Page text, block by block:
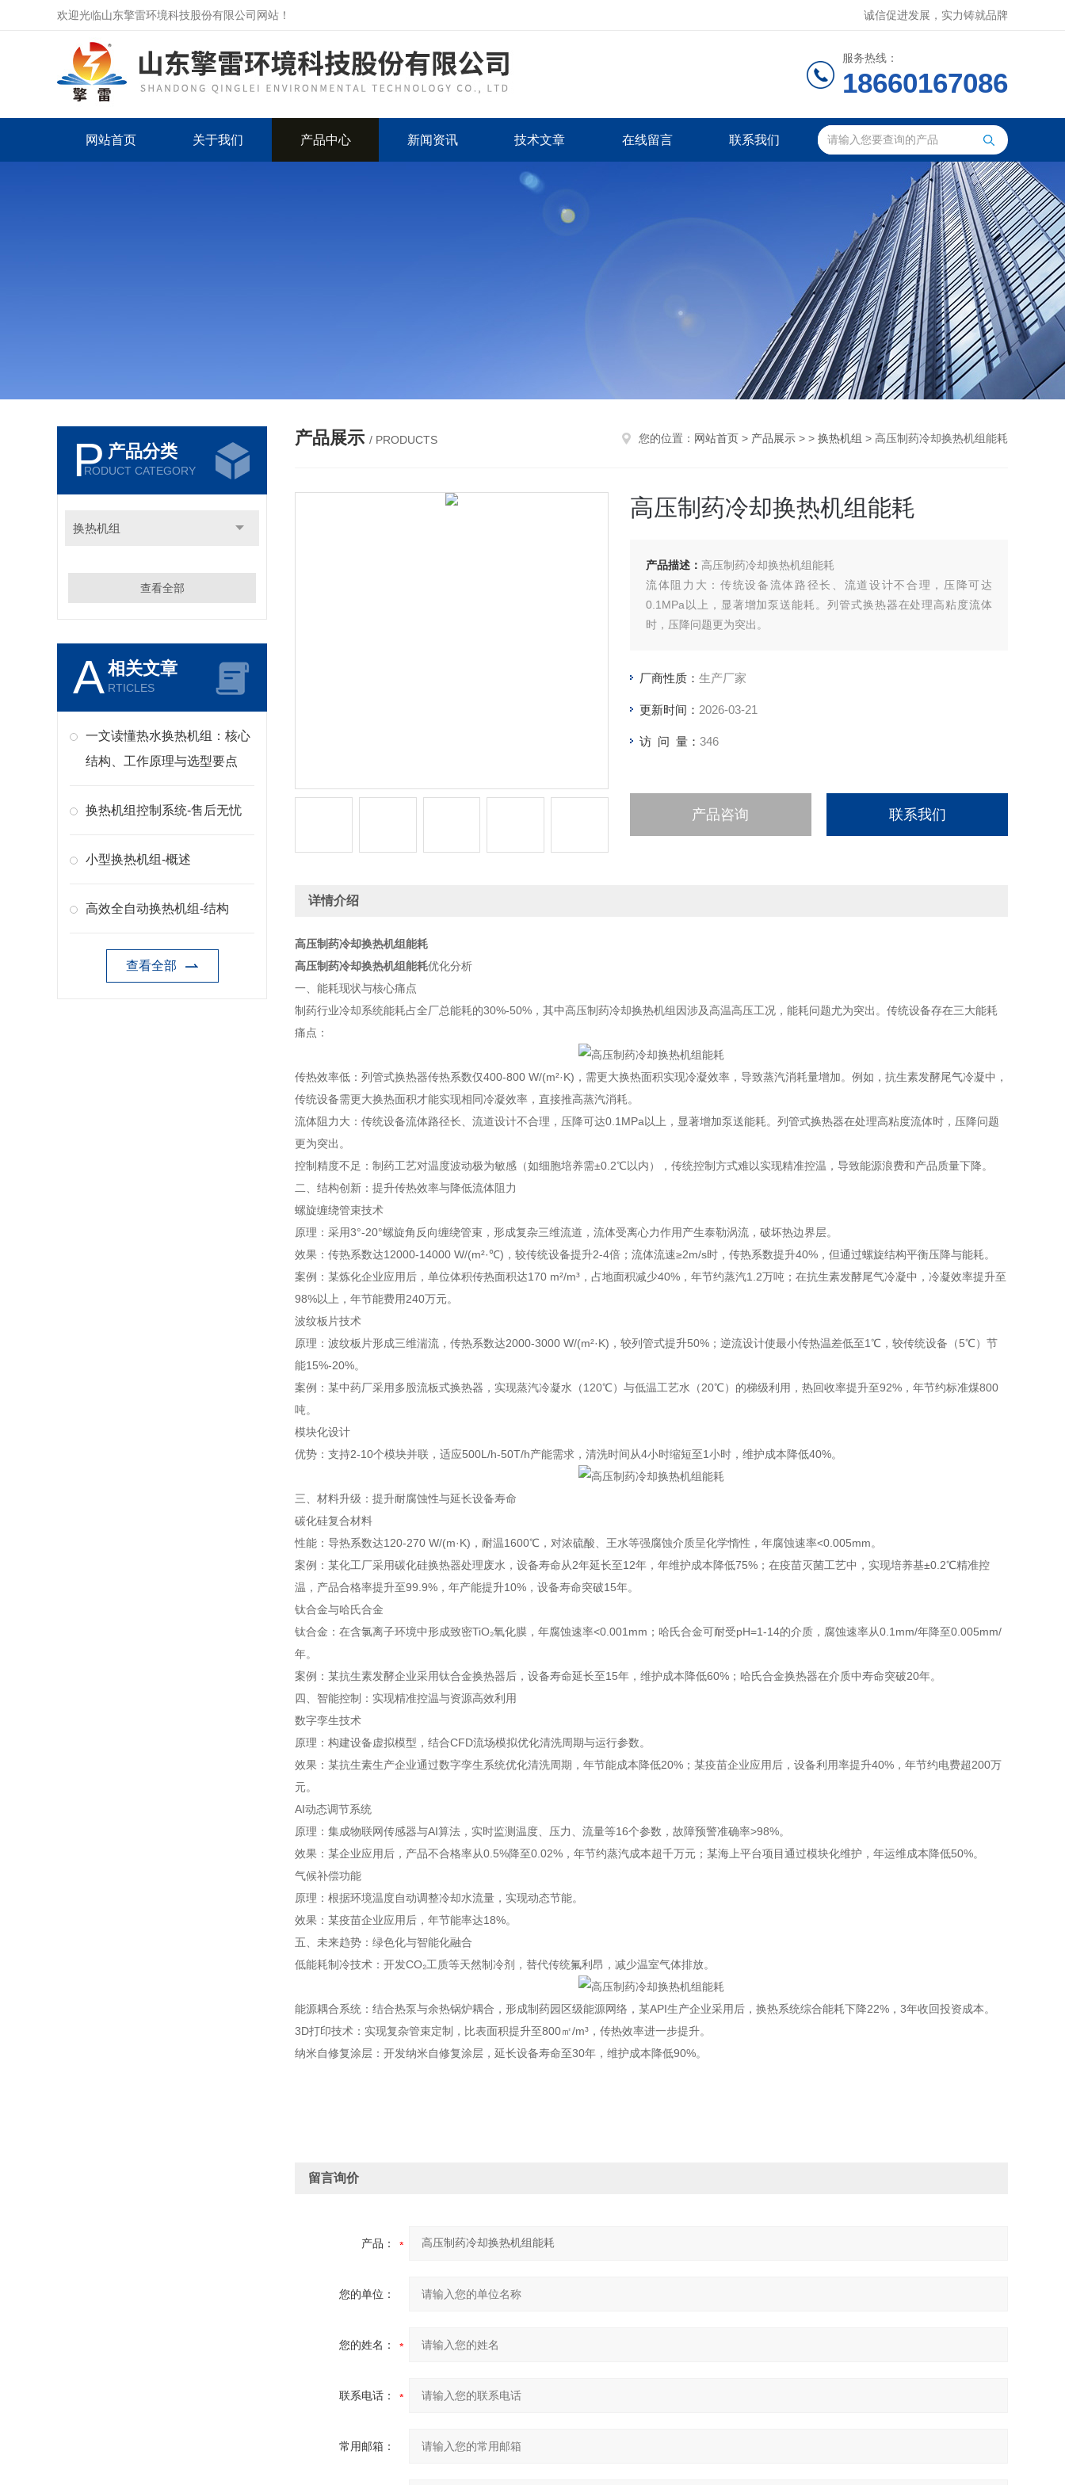
欢迎光临山东擎雷环境科技股份有限公司网站！ 诚信促进发展，实力铸就品牌
服务热线：
18660167086
网站首页 关于我们 产品中心 新闻资讯 技术文章 在线留言 联系我们
P 产品分类
RODUCT CATEGORY
换热机组
查看全部
A相关文章
RTICLES
一文读懂热水换热机组：核心
结构、工作原理与选型要点
换热机组控制系统-售后无忧
小型换热机组-概述
高效全自动换热机组-结构
查看全部
产品展示 / PRODUCTS 您的位置： 网站首页 > 产品展示 > > 换热机组 > 高压制药冷却换热机组能耗
高压制药冷却换热机组能耗
产品描述： 高压制药冷却换热机组能耗
流体阻力大：传统设备流体路径长、流道设计不合理，压降可达
0.1MPa以上，显著增加泵送能耗。列管式换热器在处理高粘度流体
时，压降问题更为突出。
厂商性质： 生产厂家
更新时间： 2026-03-21
访 问 量： 346
产品咨询 联系我们
详情介绍
高压制药冷却换热机组能耗
高压制药冷却换热机组能耗优化分析
一、能耗现状与核心痛点
制药行业冷却系统能耗占全厂总能耗的30%-50%，其中高压制药冷却换热机组因涉及高温高压工况，能耗问题尤为突出。传统设备存在三大能耗
痛点：
传热效率低：列管式换热器传热系数仅400-800 W/(m²·K)，需更大换热面积实现冷凝效率，导致蒸汽消耗量增加。例如，抗生素发酵尾气冷凝中，
传统设备需更大换热面积才能实现相同冷凝效率，直接推高蒸汽消耗。
流体阻力大：传统设备流体路径长、流道设计不合理，压降可达0.1MPa以上，显著增加泵送能耗。列管式换热器在处理高粘度流体时，压降问题
更为突出。
控制精度不足：制药工艺对温度波动极为敏感（如细胞培养需±0.2℃以内），传统控制方式难以实现精准控温，导致能源浪费和产品质量下降。
二、结构创新：提升传热效率与降低流体阻力
螺旋缠绕管束技术
原理：采用3°-20°螺旋角反向缠绕管束，形成复杂三维流道，流体受离心力作用产生泰勒涡流，破坏热边界层。
效果：传热系数达12000-14000 W/(m²·℃)，较传统设备提升2-4倍；流体流速≥2m/s时，传热系数提升40%，但通过螺旋结构平衡压降与能耗。
案例：某炼化企业应用后，单位体积传热面积达170 m²/m³，占地面积减少40%，年节约蒸汽1.2万吨；在抗生素发酵尾气冷凝中，冷凝效率提升至
98%以上，年节能费用240万元。
波纹板片技术
原理：波纹板片形成三维湍流，传热系数达2000-3000 W/(m²·K)，较列管式提升50%；逆流设计使最小传热温差低至1℃，较传统设备（5℃）节
能15%-20%。
案例：某中药厂采用多股流板式换热器，实现蒸汽冷凝水（120℃）与低温工艺水（20℃）的梯级利用，热回收率提升至92%，年节约标准煤800
吨。
模块化设计
优势：支持2-10个模块并联，适应500L/h-50T/h产能需求，清洗时间从4小时缩短至1小时，维护成本降低40%。
三、材料升级：提升耐腐蚀性与延长设备寿命
碳化硅复合材料
性能：导热系数达120-270 W/(m·K)，耐温1600℃，对浓硫酸、王水等强腐蚀介质呈化学惰性，年腐蚀速率<0.005mm。
案例：某化工厂采用碳化硅换热器处理废水，设备寿命从2年延长至12年，年维护成本降低75%；在疫苗灭菌工艺中，实现培养基±0.2℃精准控
温，产品合格率提升至99.9%，年产能提升10%，设备寿命突破15年。
钛合金与哈氏合金
钛合金：在含氯离子环境中形成致密TiO₂氧化膜，年腐蚀速率<0.001mm；哈氏合金可耐受pH=1-14的介质，腐蚀速率从0.1mm/年降至0.005mm/
年。
案例：某抗生素发酵企业采用钛合金换热器后，设备寿命延长至15年，维护成本降低60%；哈氏合金换热器在介质中寿命突破20年。
四、智能控制：实现精准控温与资源高效利用
数字孪生技术
原理：构建设备虚拟模型，结合CFD流场模拟优化清洗周期与运行参数。
效果：某抗生素生产企业通过数字孪生系统优化清洗周期，年节能成本降低20%；某疫苗企业应用后，设备利用率提升40%，年节约电费超200万
元。
AI动态调节系统
原理：集成物联网传感器与AI算法，实时监测温度、压力、流量等16个参数，故障预警准确率>98%。
效果：某企业应用后，产品不合格率从0.5%降至0.02%，年节约蒸汽成本超千万元；某海上平台项目通过模块化维护，年运维成本降低50%。
气候补偿功能
原理：根据环境温度自动调整冷却水流量，实现动态节能。
效果：某疫苗企业应用后，年节能率达18%。
五、未来趋势：绿色化与智能化融合
低能耗制冷技术：开发CO₂工质等天然制冷剂，替代传统氟利昂，减少温室气体排放。
能源耦合系统：结合热泵与余热锅炉耦合，形成制药园区级能源网络，某API生产企业采用后，换热系统综合能耗下降22%，3年收回投资成本。
3D打印技术：实现复杂管束定制，比表面积提升至800㎡/m³，传热效率进一步提升。
纳米自修复涂层：开发纳米自修复涂层，延长设备寿命至30年，维护成本降低90%。
留言询价
产品：
您的单位：
您的姓名：
联系电话：
常用邮箱：